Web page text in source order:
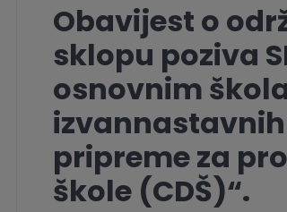
Obavijest o
sklopu poziva
osnovnim
pripreme za
škole (CDŠ)“.